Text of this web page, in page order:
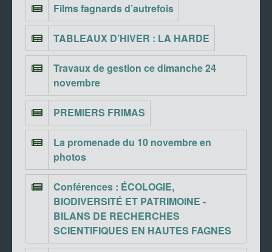
Films fagnards d’autrefois
TABLEAUX D’HIVER : LA HARDE
Travaux de gestion ce dimanche 24
novembre
PREMIERS FRIMAS
La promenade du 10 novembre en
photos
Conférences : ÉCOLOGIE,
BIODIVERSITÉ ET PATRIMOINE -
BILANS DE RECHERCHES
SCIENTIFIQUES EN HAUTES FAGNES